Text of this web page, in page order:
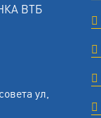
ВТБ
ул,